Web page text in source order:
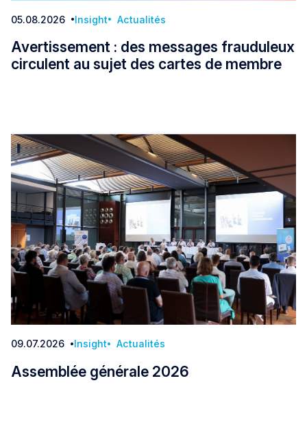
Date:
05.08.2026 Insight Actualités
Avertissement : des messages frauduleux
circulent au sujet des cartes de membre
Date:
09.07.2026 Insight Actualités
Assemblée générale 2026